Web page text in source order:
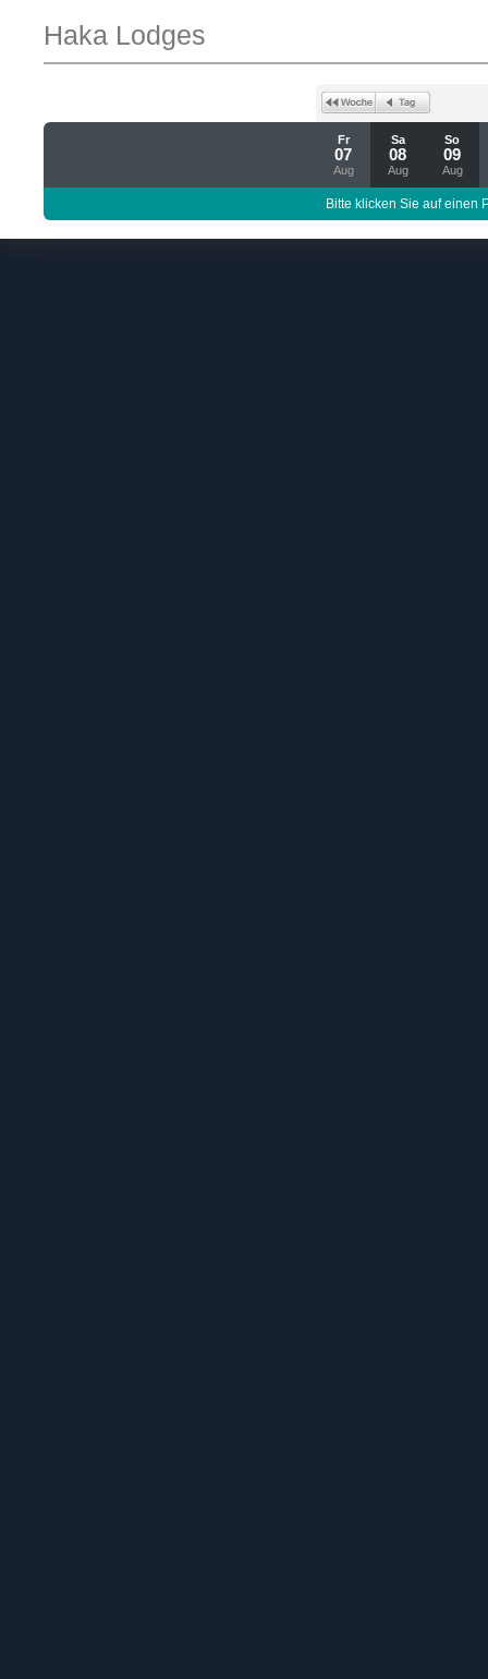
Haka Lodges
Fr
07
Aug
Sa
08
Aug
So
09
Aug
Bitte klicken Sie auf einen